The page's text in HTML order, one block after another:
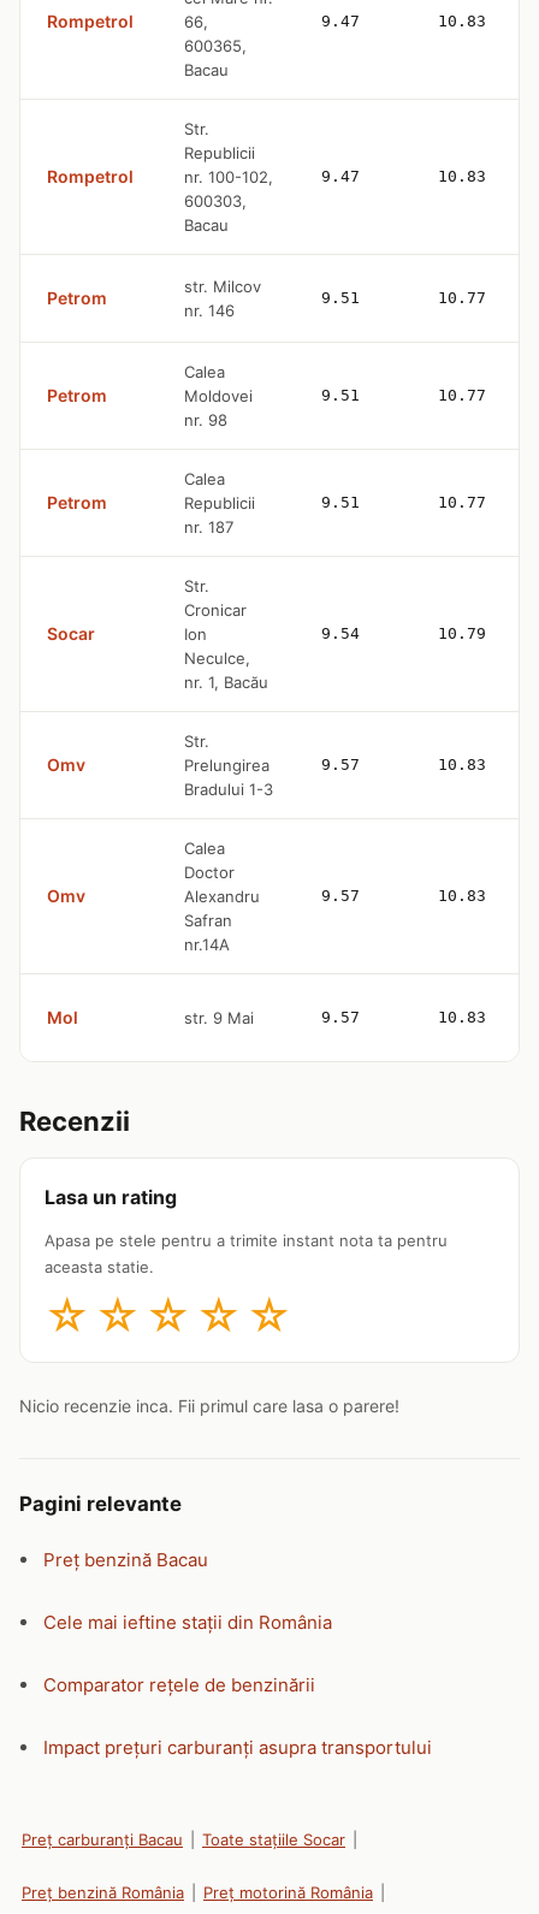
Rompetrol
66,
600365,
Bacau
9.47 10.83
Rompetrol
Str.
Republicii
nr. 100-102,
600303,
Bacau
9.47 10.83
Petrom
str. Milcov
nr. 146
9.51 10.77
Petrom
Calea
Moldovei
nr. 98
9.51 10.77
Petrom
Calea
Republicii
nr. 187
9.51 10.77
Socar
Str.
Cronicar
Ion
Neculce,
nr. 1, Bacău
9.54 10.79
Omv
Str.
Prelungirea
Bradului 1-3
9.57 10.83
Omv
Calea
Doctor
Alexandru
Safran
nr.14A
9.57 10.83
Mol str. 9 Mai 9.57 10.83
Recenzii
Lasa un rating
Apasa pe stele pentru a trimite instant nota ta pentru
aceasta statie.
☆ ☆ ☆ ☆ ☆
Nicio recenzie inca. Fii primul care lasa o parere!
Pagini relevante
Preț benzină Bacau
Cele mai ieftine stații din România
Comparator rețele de benzinării
Impact prețuri carburanți asupra transportului
Preț carburanți Bacau Toate stațiile Socar
Preț benzină România Preț motorină România